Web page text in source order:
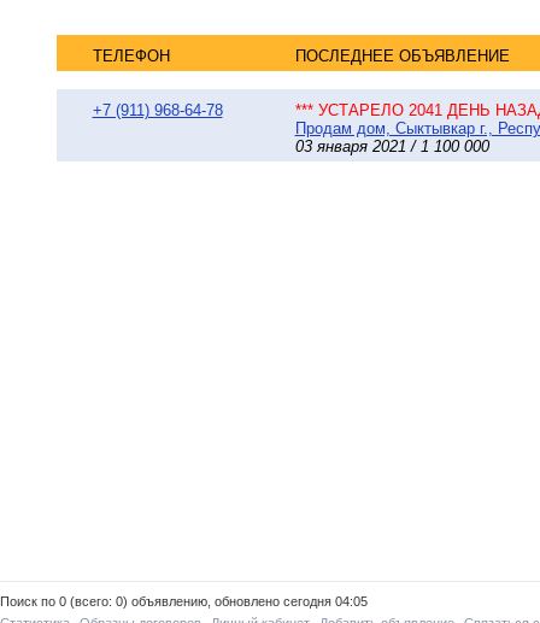
ТЕЛЕФОН ПОСЛЕДНЕЕ ОБЪЯВЛЕНИЕ
+7 (911) 968-64-78
*** УСТАРЕЛО 2041 ДЕНЬ
Продам дом, Сыктывкар г.,
03 января 2021 / 1 100 000
Поиск по 0 (всего: 0) объявлению, обновлено сегодня 04:05